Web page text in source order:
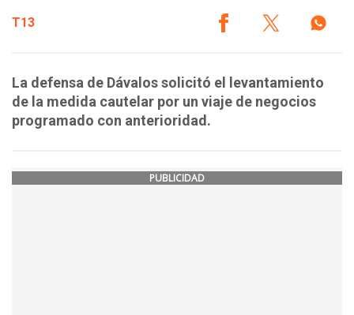
T13
La defensa de Dávalos solicitó el levantamiento
de la medida cautelar por un viaje de negocios
programado con anterioridad.
PUBLICIDAD